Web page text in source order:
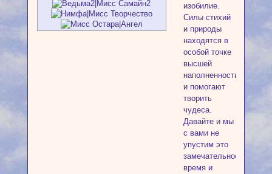
изобилие.
Силы стихий
и природы
находятся в
особой точке
высшей
наполненности
и помогают
творить
чудеса.
Давайте и мы
с вами не
упустим это
замечательное
время и